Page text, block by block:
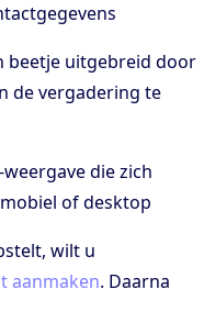
beetje uitgebreid door
de vergadering te
die zich
of desktop
wilt u
aanmaken. Daarna